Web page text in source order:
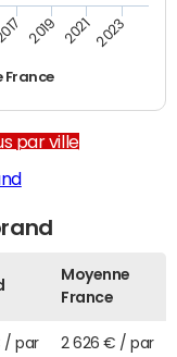
France
2019 2021 2023
par ville
Moyenne
France
/ par
2 626 € / par